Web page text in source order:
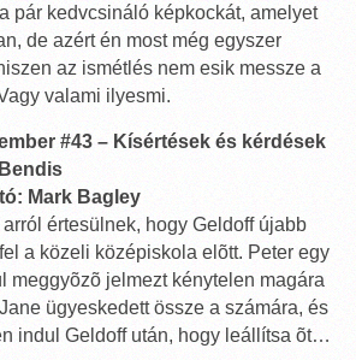
pár kedvcsináló képkockát, amelyet
de azért én most még egyszer
az ismétlés nem esik messze a
valami ilyesmi.
#43 – Kísértések és kérdések
Mark Bagley
értesülnek, hogy Geldoff újabb
a közeli középiskola elõtt. Peter egy
meggyõzõ jelmezt kénytelen magára
ügyeskedett össze a számára, és
indul Geldoff után, hogy leállítsa õt…